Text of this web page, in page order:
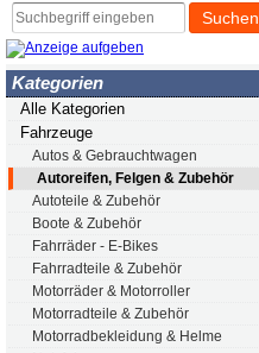
Suchen
Kategorien
Alle Kategorien
Fahrzeuge
Autos & Gebrauchtwagen
Autoreifen, Felgen & Zubehör
Autoteile & Zubehör
Boote & Zubehör
Fahrräder - E-Bikes
Fahrradteile & Zubehör
Motorräder & Motorroller
Motorradteile & Zubehör
Motorradbekleidung & Helme